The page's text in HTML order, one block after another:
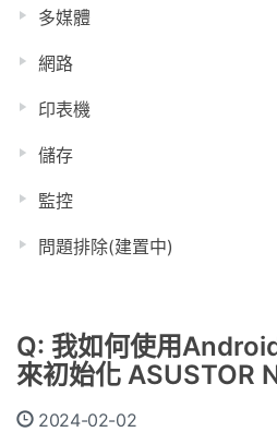
多媒體
網路
印表機
儲存
監控
問題排除(建置中)
Q: 我如何使用
來初始化 ASUSTOR
2024-02-02